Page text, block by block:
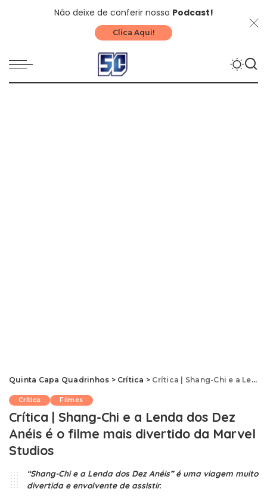
Não deixe de conferir nosso Podcast!
Clica Aqui!
Quinta Capa Quadrinhos > Crítica > Crítica | Shang-Chi e a Lenda dos Dez Anéis é o filme mais divertido da Marvel Studios
Crítica Filmes
Crítica | Shang-Chi e a Lenda dos Dez
Anéis é o filme mais divertido da Marvel
Studios
“Shang-Chi e a Lenda dos Dez Anéis” é uma viagem muito
divertida e envolvente de assistir.